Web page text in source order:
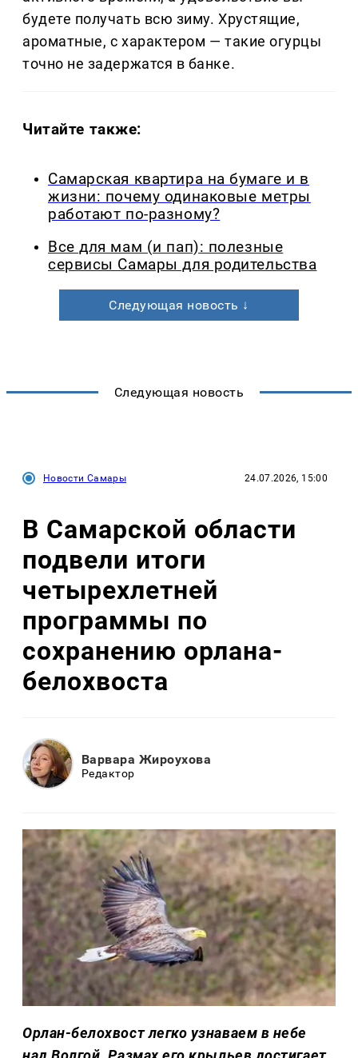
будете получать всю зиму. Хрустящие,
ароматные, с характером — такие огурцы
точно не задержатся в банке.
Читайте также:
Самарская квартира на бумаге и в
жизни: почему одинаковые метры
работают по-разному?
Все для мам (и пап): полезные
сервисы Самары для родительства
Следующая новость ↓
Следующая новость
Новости Самары 24.07.2026, 15:00
В Самарской области
подвели итоги
четырехлетней
программы по
сохранению орлана-
белохвоста
Варвара Жироухова
Редактор
Орлан-белохвост легко узнаваем в небе